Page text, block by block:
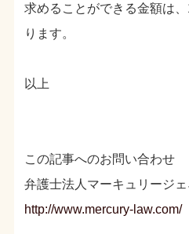
求めることができる金額は
ります。
以上
この記事へのお問い合わせ
弁護士法人マーキュリージ
http://www.mercury-law.com/